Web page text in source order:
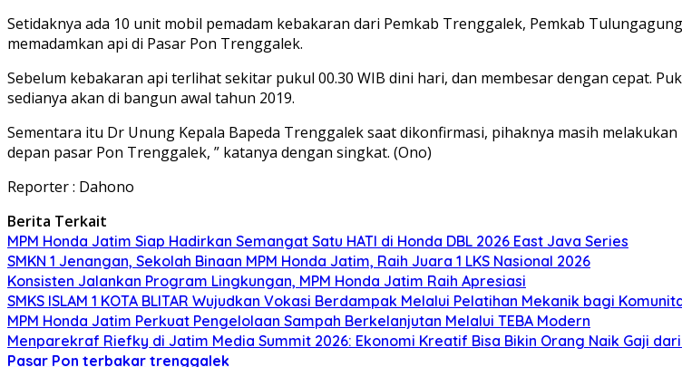
Setidaknya ada 10 unit mobil pemadam kebakaran dari Pemkab Trenggalek, Pemkab
memadamkan api di Pasar Pon Trenggalek.
Sebelum kebakaran api terlihat sekitar pukul 00.30 WIB dini hari, dan membesar dengan cepat.
sedianya akan di bangun awal tahun 2019.
Sementara itu Dr Unung Kepala Bapeda Trenggalek saat dikonfirmasi, pihaknya masih
depan pasar Pon Trenggalek, ” katanya dengan singkat. (Ono)
Reporter : Dahono
Berita Terkait
MPM Honda Jatim Siap Hadirkan Semangat Satu HATI di Honda DBL 2026 East Java Series
SMKN 1 Jenangan, Sekolah Binaan MPM Honda Jatim, Raih Juara 1 LKS Nasional 2026
Konsisten Jalankan Program Lingkungan, MPM Honda Jatim Raih Apresiasi
SMKS ISLAM 1 KOTA BLITAR Wujudkan Vokasi Berdampak Melalui Pelatihan Mekanik bagi
MPM Honda Jatim Perkuat Pengelolaan Sampah Berkelanjutan Melalui TEBA Modern
Menparekraf Riefky di Jatim Media Summit 2026: Ekonomi Kreatif Bisa Bikin Orang Naik Gaji dari
Pasar Pon terbakar trenggalek